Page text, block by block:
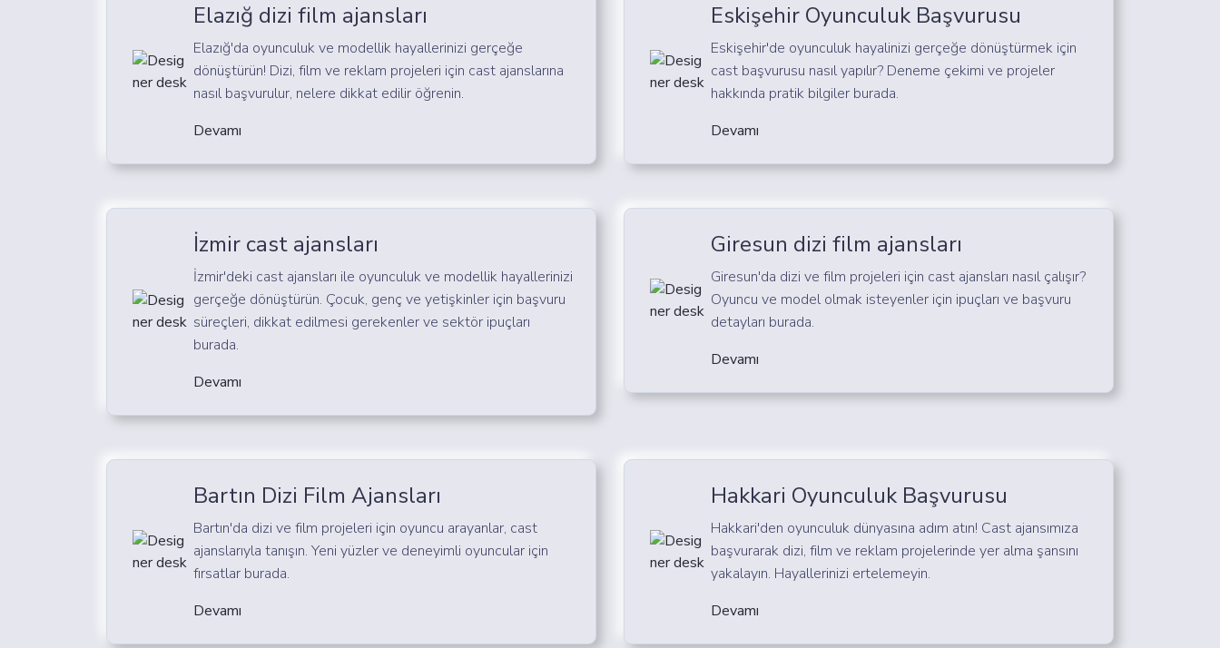
Elazığ dizi film ajansları
Elazığ'da oyunculuk ve modellik hayallerinizi gerçeğe
dönüştürün! Dizi, film ve reklam projeleri için cast ajanslarına
nasıl başvurulur, nelere dikkat edilir öğrenin.
Devamı
Eskişehir Oyunculuk Başvurusu
Eskişehir'de oyunculuk hayalinizi gerçeğe dönüştürmek için
cast başvurusu nasıl yapılır? Deneme çekimi ve projeler
hakkında pratik bilgiler burada.
Devamı
İzmir cast ajansları
İzmir'deki cast ajansları ile oyunculuk ve modellik hayallerinizi
gerçeğe dönüştürün. Çocuk, genç ve yetişkinler için başvuru
süreçleri, dikkat edilmesi gerekenler ve sektör ipuçları
burada.
Devamı
Giresun dizi film ajansları
Giresun'da dizi ve film projeleri için cast ajansları nasıl çalışır?
Oyuncu ve model olmak isteyenler için ipuçları ve başvuru
detayları burada.
Devamı
Bartın Dizi Film Ajansları
Bartın'da dizi ve film projeleri için oyuncu arayanlar, cast
ajanslarıyla tanışın. Yeni yüzler ve deneyimli oyuncular için
fırsatlar burada.
Devamı
Hakkari Oyunculuk Başvurusu
Hakkari'den oyunculuk dünyasına adım atın! Cast ajansımıza
başvurarak dizi, film ve reklam projelerinde yer alma şansını
yakalayın. Hayallerinizi ertelemeyin.
Devamı